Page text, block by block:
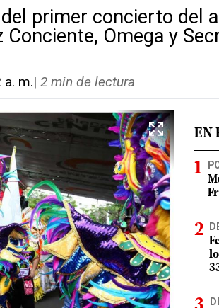
primer concierto del
Omega y
m.| 2 min de lectura
EN